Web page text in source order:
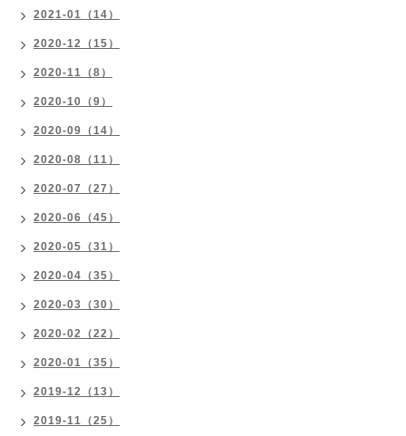
2021-01（14）
2020-12（15）
2020-11（8）
2020-10（9）
2020-09（14）
2020-08（11）
2020-07（27）
2020-06（45）
2020-05（31）
2020-04（35）
2020-03（30）
2020-02（22）
2020-01（35）
2019-12（13）
2019-11（25）